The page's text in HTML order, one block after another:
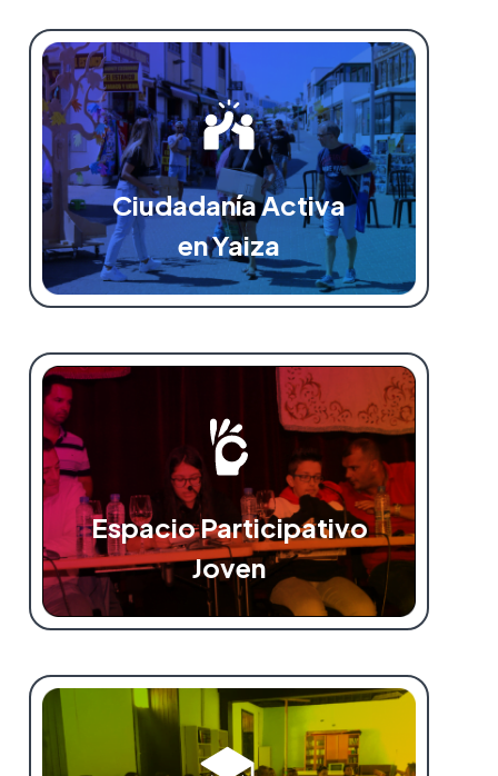
Ciudadanía Activa
en Yaiza
Espacio Participativo
Joven